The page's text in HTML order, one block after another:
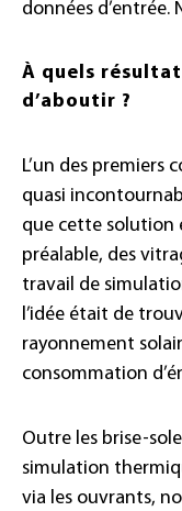
données d’entrée.
À quels
d’aboutir ?
L’un des premiers
quasi
que cette solution
préalable, des
travail de
l’idée était de
rayonnement
consommation
Outre les brise-
simulation
via les ouvrants,